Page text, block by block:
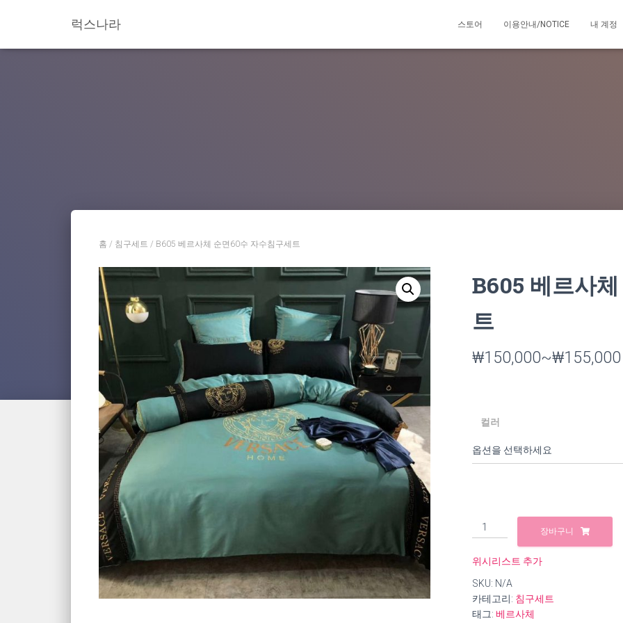
럭스나라 스토어 이용안내/NOTICE 내 계정
홈 / 침구세트 / B605 베르사체 순면60수 자수침구세트
B605 베르사
트
₩150,000~₩155,000
컬러
B605
베
사
체
순
면
장바구니
위시리스트 추가
SKU: N/A
카테고리: 침구세트
태그: 베르사체